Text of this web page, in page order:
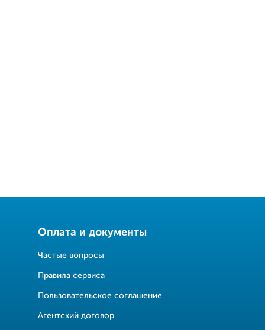
Оплата и документы
Частые вопросы
Правила сервиса
Пользовательское соглашение
Агентский договор